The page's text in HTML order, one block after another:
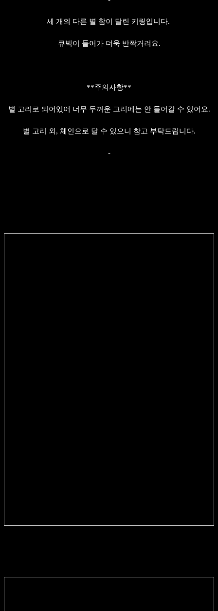
세 개의 다른 별 참이 달린 키링입니다.
큐빅이 들어가 더욱 반짝거려요.
**주의사항**
별 고리로 되어있어 너무 두꺼운 고리에는 안 들어갈 수 있어요.
별 고리 외, 체인으로 달 수 있으니 참고 부탁드립니다.
-